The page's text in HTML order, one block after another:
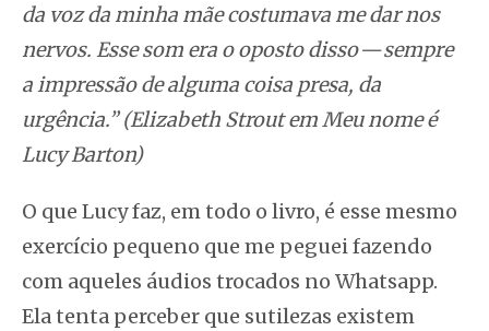
da voz da minha mãe costumava me dar nos
nervos. Esse som era o oposto disso — sempre
a impressão de alguma coisa presa, da
urgência.” (Elizabeth Strout em Meu nome é
Lucy Barton)
O que Lucy faz, em todo o livro, é esse mesmo
exercício pequeno que me peguei fazendo
com aqueles áudios trocados no Whatsapp.
Ela tenta perceber que sutilezas existem